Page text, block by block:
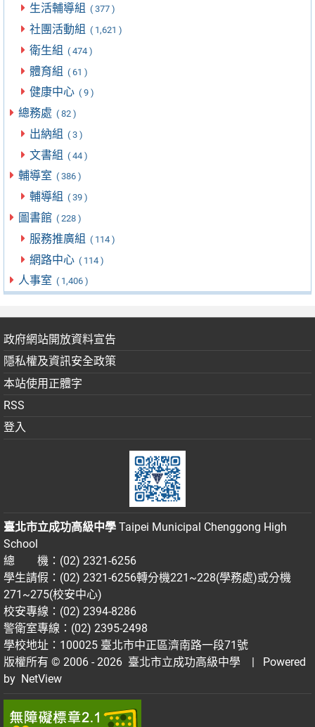
生活輔導組 ( 377 )
社團活動組 ( 1,621 )
衛生組 ( 474 )
體育組 ( 61 )
健康中心 ( 9 )
總務處 ( 82 )
出納組 ( 3 )
文書組 ( 44 )
輔導室 ( 386 )
輔導組 ( 39 )
圖書館 ( 228 )
服務推廣組 ( 114 )
網路中心 ( 114 )
人事室 ( 1,406 )
政府網站開放資料宣告
隱私權及資訊安全政策
本站使用正體字
RSS
登入
臺北市立成功高級中學 Taipei Municipal Chenggong High
School
總 機：(02) 2321-6256
學生請假：(02) 2321-6256轉分機221~228(學務處)或分機
271~275(校安中心)
校安專線：(02) 2394-8286
警衛室專線：(02) 2395-2498
學校地址：100025 臺北市中正區濟南路一段71號
版權所有 © 2006 - 2026 臺北市立成功高級中學
| Powered
by NetView